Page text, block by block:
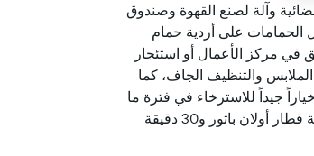
وآلة لصنع القهوة وصندوق
الحمامات على أردية حمام
في مركز الأعمال أو استئجار
والتنظيف الجاف، كما
تتوفر غرف كاريوكي لمحبي الغناء. يقدم مطعم Hansang مجموعة لذيذة من الأطباق الآسيوية والغربية، وبدلاً من ذلك، تعتبر صالة Edge خياراً جيداً للاسترخاء في فترة ما
بعد الظهر من خلال الاستمتاع بالمشروبات والمشروبات الكحولية. يقع رامادا أولان باتور سيتي سنتر على بعد 10 دقائق بالسيارة من محطة قطار أولان باتور و30 دقيقة